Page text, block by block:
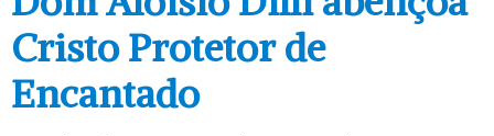
Cristo Protetor de
Encantado